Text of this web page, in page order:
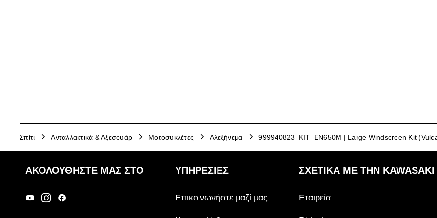
Σπίτι Ανταλλακτικά & Αξεσουάρ Μοτοσυκλέτες Αλεξήνεμα 999940823_KIT_EN650M | Large Windscreen Kit
ΑΚΟΛΟΥΘΉΣΤΕ ΜΑΣ ΣΤΟ ΥΠΗΡΕΣΙΕΣ
Επικοινωνήστε μαζί μας
ΣΧΕΤΙΚΆ ΜΕ ΤΗΝ KAWASAKI
Εταιρεία